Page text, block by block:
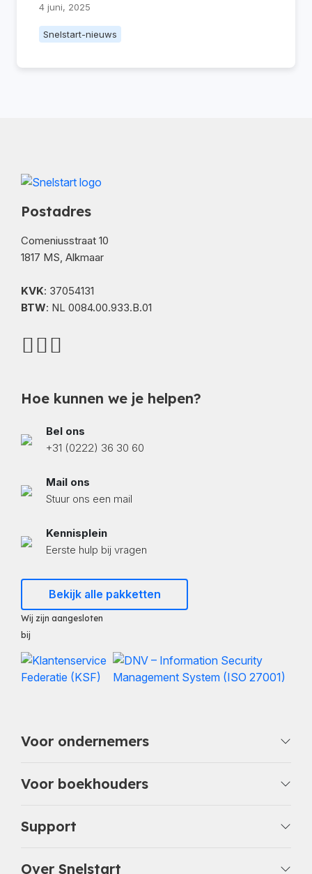
4 juni, 2025
Snelstart-nieuws
Postadres
Comeniusstraat 10
1817 MS, Alkmaar
KVK: 37054131
BTW: NL 0084.00.933.B.01
Hoe kunnen we je helpen?
Bel ons
+31 (0222) 36 30 60
Mail ons
Stuur ons een mail
Kennisplein
Eerste hulp bij vragen
Bekijk alle pakketten
Wij zijn aangesloten
bij
Voor ondernemers
Voor boekhouders
Support
Over Snelstart